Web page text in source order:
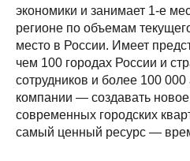
экономики и занимает 1-е
регионе по объемам
место в России. Имеет
чем 100 городах России и
сотрудников и более 100
компании — создавать
современных городских
самый ценный ресурс —